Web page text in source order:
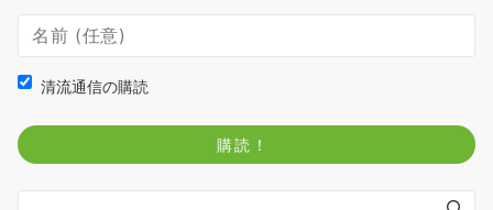
清流通信の購読